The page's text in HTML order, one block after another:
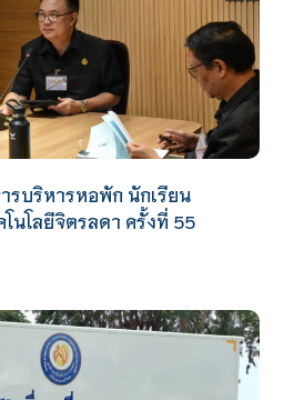
รบริหารหอพัก นักเรียน
นโลยีจิตรลดา ครั้งที่ 55